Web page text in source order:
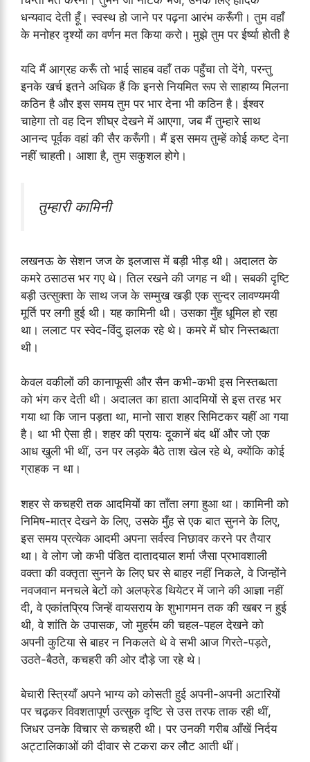
धन्यवाद देती हूँ। स्वस्थ हो जाने पर पढ़ना आरंभ करूँगी। तुम वहाँ
के मनोहर दृश्यों का वर्णन मत किया करो। मुझे तुम पर ईर्ष्या होती है
यदि मैं आग्रह करूँ तो भाई साहब वहाँ तक पहुँचा तो देंगे, परन्तु
इनके खर्च इतने अधिक हैं कि इनसे नियमित रूप से साहाय्य मिलना
कठिन है और इस समय तुम पर भार देना भी कठिन है। ईश्वर
चाहेगा तो वह दिन शीघ्र देखने में आएगा, जब मैं तुम्हारे साथ
आनन्द पूर्वक वहां की सैर करूँगी। मैं इस समय तुम्हें कोई कष्ट देना
नहीं चाहती। आशा है, तुम सकुशल होगे।
तुम्हारी कामिनी
लखनऊ के सेशन जज के इलजास में बड़ी भीड़ थी। अदालत के
कमरे ठसाठस भर गए थे। तिल रखने की जगह न थी। सबकी दृष्टि
बड़ी उत्सुक्ता के साथ जज के सम्मुख खड़ी एक सुन्दर लावण्यमयी
मूर्ति पर लगी हुई थी। यह कामिनी थी। उसका मुँह धूमिल हो रहा
था। ललाट पर स्वेद-विंदु झलक रहे थे। कमरे में घोर निस्तब्धता
थी।
केवल वकीलों की कानाफूसी और सैन कभी-कभी इस निस्तब्धता
को भंग कर देती थी। अदालत का हाता आदमियों से इस तरह भर
गया था कि जान पड़ता था, मानो सारा शहर सिमिटकर यहीं आ गया
है। था भी ऐसा ही। शहर की प्रायः दूकानें बंद थीं और जो एक
आध खुली भी थीं, उन पर लड़के बैठे ताश खेल रहे थे, क्योंकि कोई
ग्राहक न था।
शहर से कचहरी तक आदमियों का ताँता लगा हुआ था। कामिनी को
निमिष-मात्र देखने के लिए, उसके मुँह से एक बात सुनने के लिए,
इस समय प्रत्येक आदमी अपना सर्वस्व निछावर करने पर तैयार
था। वे लोग जो कभी पंडित दातादयाल शर्मा जैसा प्रभावशाली
वक्ता की वक्तृता सुनने के लिए घर से बाहर नहीं निकले, वे जिन्होंने
नवजवान मनचले बेटों को अलफ्रेड थियेटर में जाने की आज्ञा नहीं
दी, वे एकांतप्रिय जिन्हें वायसराय के शुभागमन तक की खबर न हुई
थी, वे शांति के उपासक, जो मुहर्रम की चहल-पहल देखने को
अपनी कुटिया से बाहर न निकलते थे वे सभी आज गिरते-पड़ते,
उठते-बैठते, कचहरी की ओर दौड़े जा रहे थे।
बेचारी स्त्रियाँ अपने भाग्य को कोसती हुई अपनी-अपनी अटारियों
पर चढ़कर विवशतापूर्ण उत्सुक दृष्टि से उस तरफ ताक रही थीं,
जिधर उनके विचार से कचहरी थी। पर उनकी गरीब आँखें निर्दय
अट्टालिकाओं की दीवार से टकरा कर लौट आती थीं।